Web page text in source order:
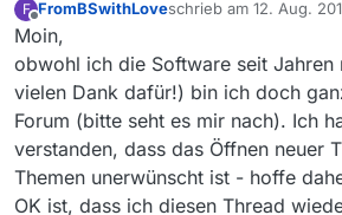
F
Offline
FromBSwithLoveschrieb am 12. Aug.
zuletzt editiert von
Moin,
obwohl ich die Software seit Jahren
vielen Dank dafür!) bin ich doch
Forum (bitte seht es mir nach). Ich
verstanden, dass das Öffnen neuer
Themen unerwünscht ist - hoffe
OK ist, dass ich diesen Thread